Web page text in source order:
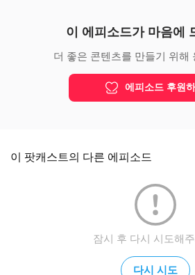
이 에피소드가 마음에
더 좋은 콘텐츠를 만들기 위해
에피소드 후원하
이 팟캐스트의 다른 에피소드
잠시 후 다시 시도해
다시 시도